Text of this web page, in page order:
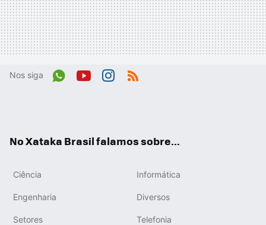
Nos siga
No Xataka Brasil falamos sobre...
Ciência Informática
Engenharia Diversos
Setores Telefonia